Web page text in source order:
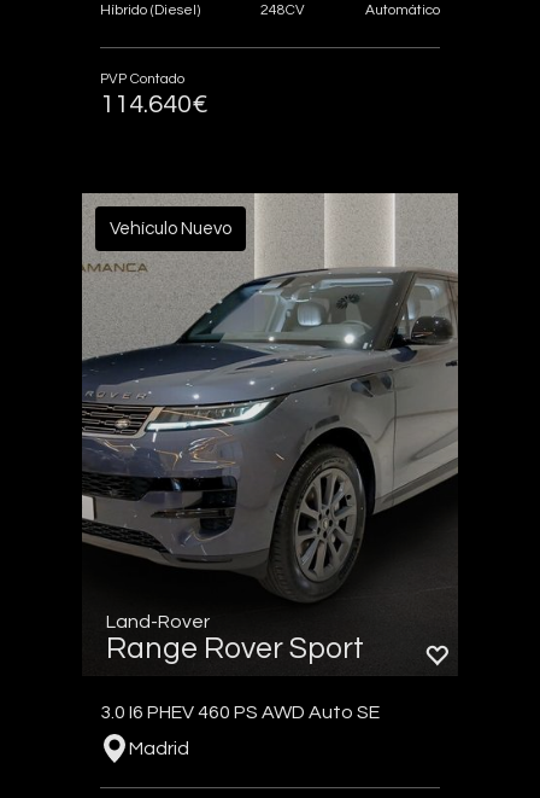
Híbrido (Diesel) 248CV Automático
PVP Contado
114.640€
Vehículo Nuevo
Land-Rover
Range Rover Sport
3.0 I6 PHEV 460 PS AWD Auto SE
Madrid